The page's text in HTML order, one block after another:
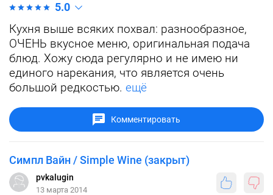
5.0
Кухня выше всяких похвал: разнообразное,
ОЧЕНЬ вкусное меню, оригинальная подача
блюд. Хожу сюда регулярно и не имею ни
единого нарекания, что является очень
большой редкостью. ещё
Комментировать
Симпл Вайн / Simple Wine (закрыт)
pvkalugin
13 марта 2014